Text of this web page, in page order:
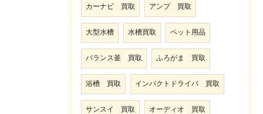
カーナビ 買取 アンプ 買取
大型水槽 水槽買取 ペット用品
バランス釜 買取 ふろがま 買取
浴槽 買取 インパクトドライバ 買取
サンスイ 買取 オーディオ 買取